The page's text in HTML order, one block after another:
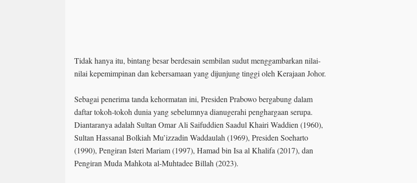
Tidak hanya itu, bintang besar berdesain sembilan sudut menggambarkan nilai-
nilai kepemimpinan dan kebersamaan yang dijunjung tinggi oleh Kerajaan Johor.
Sebagai penerima tanda kehormatan ini, Presiden Prabowo bergabung dalam
daftar tokoh-tokoh dunia yang sebelumnya dianugerahi penghargaan serupa.
Diantaranya adalah Sultan Omar Ali Saifuddien Saadul Khairi Waddien (1960),
Sultan Hassanal Bolkiah Mu’izzadin Waddaulah (1969), Presiden Soeharto
(1990), Pengiran Isteri Mariam (1997), Hamad bin Isa al Khalifa (2017), dan
Pengiran Muda Mahkota al-Muhtadee Billah (2023).